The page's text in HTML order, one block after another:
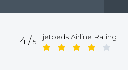
4/5
jetbeds Airline Rating